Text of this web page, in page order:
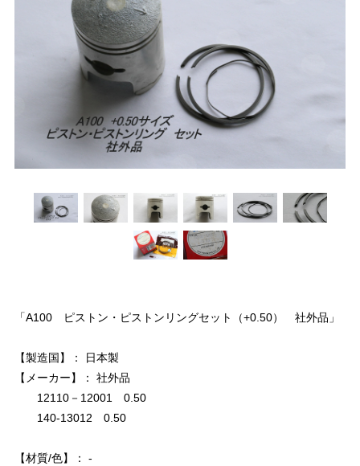
「A100 ピストン・ピストンリングセット（+0.50） 社外品」
【製造国】： 日本製
【メーカー】： 社外品
12110－12001 0.50
140-13012 0.50
【材質/色】： -